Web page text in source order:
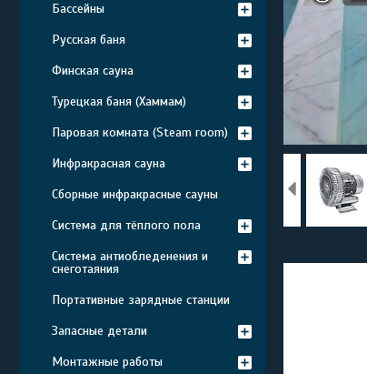
Бассейны
Русская баня
Финская сауна
Турецкая баня (Хаммам)
Паровая комната (Steam room)
Инфракрасная сауна
Сборные инфракрасные сауны
Система для тёплого пола
Система антиобледенения и
снеготаяния
Портативные зарядные станции
Запасные детали
Монтажные работы